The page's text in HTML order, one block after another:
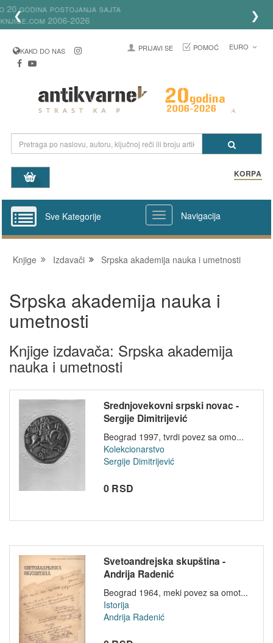
❮
Ove godine slavimo 20 godina postojanja sajta
Antikvarneknjige.com 2006-2026
❯
KAKO DO NAS PRIJAVI SE POMOĆ EURO
KORPA
Sve Kategorije Navigacija
Knjige Izdavači Srpska akademija nauka i umetnosti
Srpska akademija nauka i
umetnosti
Knjige izdavača: Srpska akademija
nauka i umetnosti
Srednjovekovni srpski novac -
Sergije Dimitrijević
Beograd 1997, tvrdi povez sa omo...
Kolekcionarstvo
Sergije Dimitrijević
0 RSD
Svetoandrejska skupština -
Andrija Radenić
Beograd 1964, meki povez sa omot...
Istorija
Andrija Radenić